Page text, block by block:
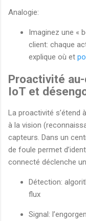
Analogie:
Imaginez une «
client: chaque
explique où et
Proactivité
IoT et
La proactivité s’étend
à la vision
capteurs. Dans un
de foule permet
connecté déclenche
Détection:
flux
Signal: